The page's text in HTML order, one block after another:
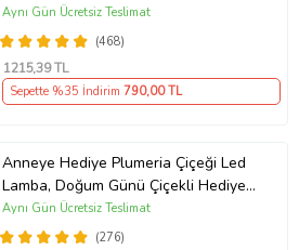
Hediyesi, Kişiye Özel Balon Kalpler
Kişiye Özel 3D Led Lamba
(468)
Aynı Gün Ücretsiz Teslimat
1215,39 TL
Sepette %35 İndirim 790,00 TL
Anneye Hediye Plumeria Çiçeği Led
Lamba, Doğum Günü Çiçekli Hediye,
Kişiye Özel İsimli Hediye
(276)
Aynı Gün Ücretsiz Teslimat